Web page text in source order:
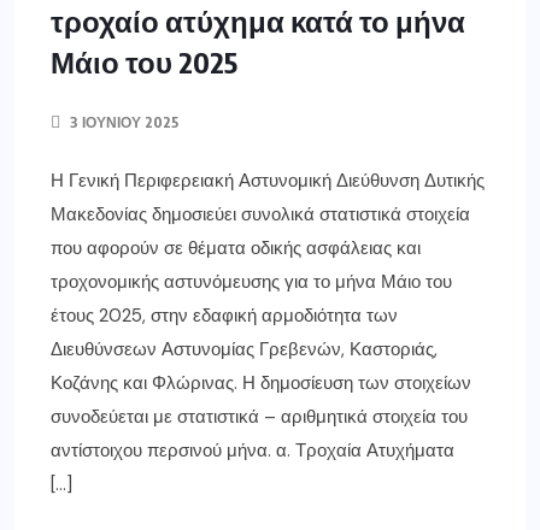
τροχαίο ατύχημα κατά το μήνα
Μάιο του 2025
3 ΙΟΥΝΊΟΥ 2025
Η Γενική Περιφερειακή Αστυνομική Διεύθυνση Δυτικής
Μακεδονίας δημοσιεύει συνολικά στατιστικά στοιχεία
που αφορούν σε θέματα οδικής ασφάλειας και
τροχονομικής αστυνόμευσης για το μήνα Μάιο του
έτους 2025, στην εδαφική αρμοδιότητα των
Διευθύνσεων Αστυνομίας Γρεβενών, Καστοριάς,
Κοζάνης και Φλώρινας. Η δημοσίευση των στοιχείων
συνοδεύεται με στατιστικά – αριθμητικά στοιχεία του
αντίστοιχου περσινού μήνα. α. Τροχαία Ατυχήματα
[…]